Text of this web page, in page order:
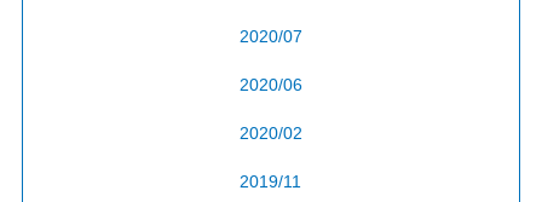
2020/07
2020/06
2020/02
2019/11